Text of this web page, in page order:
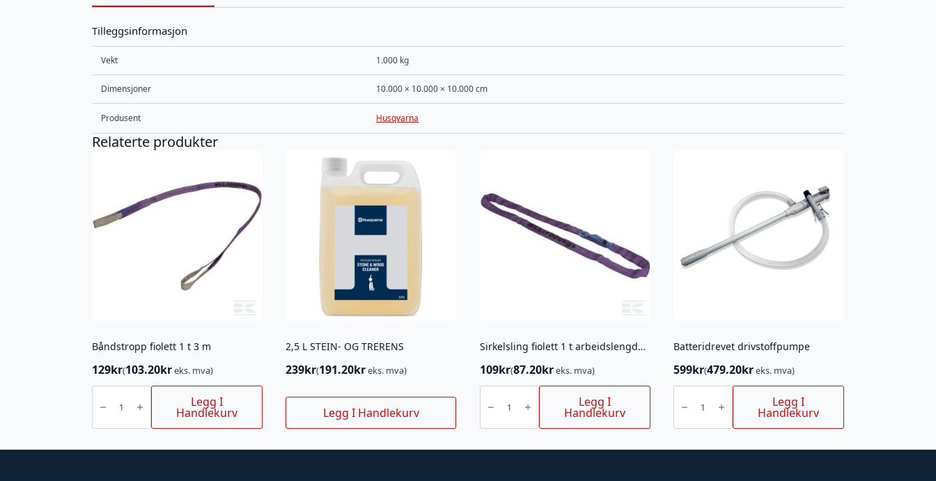
Tilleggsinformasjon
Vekt 1.000 kg
Dimensjoner 10.000 × 10.000 × 10.000 cm
Produsent Husqvarna
Relaterte produkter
Båndstropp fiolett 1 t 3 m
129kr(103.20kreks. mva)
Båndstropp
m
Legg I
Handlekurv
2,5 L STEIN- OG TRERENS
239kr(191.20kreks. mva)
Legg I Handlekurv
Sirkelsling fiolett 1 t arbeidslengde 2 m
109kr(87.20kreks. mva)
Sirkelsling
2
antall
Legg I
Handlekurv
Batteridrevet drivstoffpumpe
599kr(479.20kreks. mva)
Batteridrevet
antall Legg I
Handlekurv